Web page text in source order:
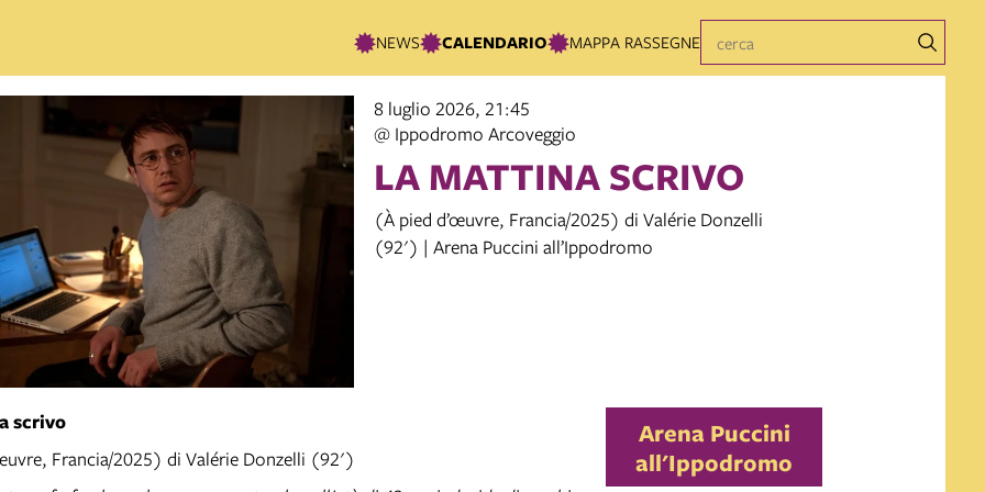
NEWS CALENDARIO MAPPA RASSEGNE
8 luglio 2026, 21:45
@ Ippodromo Arcoveggio
LA MATTINA SCRIVO
(À pied d’œuvre, Francia/2025) di Valérie Donzelli
(92') | Arena Puccini all’Ippodromo
scrivo
Francia/2025) di Valérie Donzelli (92')
Arena Puccini
all'Ippodromo